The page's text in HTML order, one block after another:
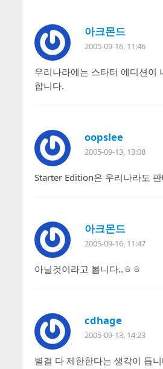
아크몬드
2005-09-16, 11:46
우리나라에는 스타터 에디션이
합니다.
oopslee
2005-09-13, 13:08
Starter Edition은 우리나라도
아크몬드
2005-09-16, 11:47
아닐것이라고 봅니다..ㅎㅎ
cdhage
2005-09-13, 14:23
별걸 다 제한한다는 생각이 듭